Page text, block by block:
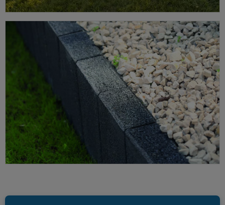
Ogrodzenia
System ogrodzeniowy Polbruk Murro — gotowe daszki i pustaki.
ZOBACZ OFERTĘ ➔